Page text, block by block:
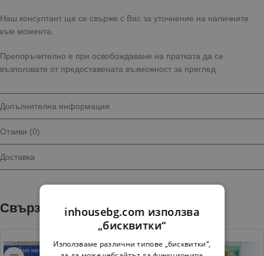
Наш консултант ще се свърже с Вас за уточнение на наличните
към момента.
Препоръчително е при освобождаване на пратката да се
възползвате от предоставената възможност за преглед.
Допълнителна информация
Отзиви (0)
Доставка
Свързани продукти
Трайно ниска цен
inhousebg.com използва
„бисквитки“
Използваме различни типове „бисквитки“,